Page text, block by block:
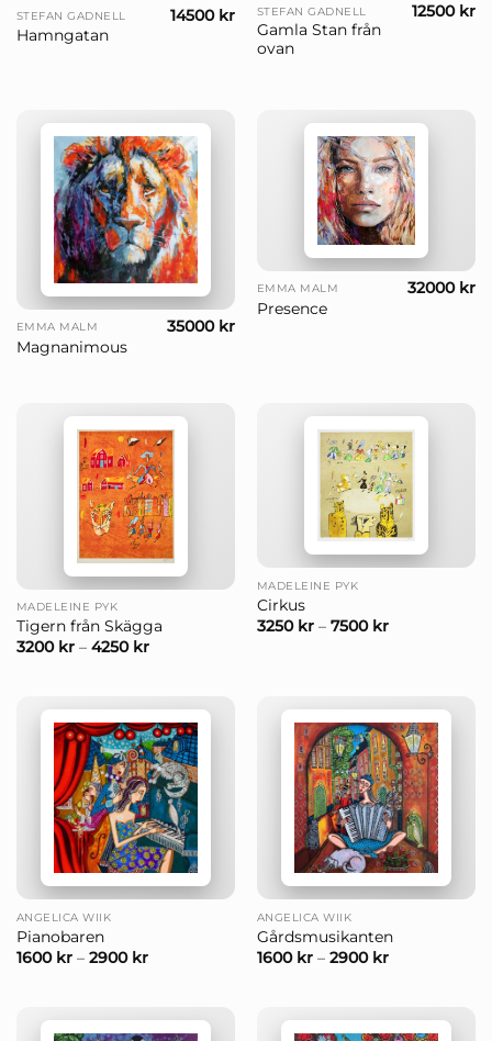
STEFAN GADNELL
Hamngatan
14500 kr STEFAN GADNELL
Gamla Stan från
ovan
12500 kr
EMMA MALM
Magnanimous
35000 kr
EMMA MALM
Presence
32000 kr
MADELEINE PYK
Tigern från Skägga
3200 kr– 4250 kr
MADELEINE PYK
Cirkus
3250 kr– 7500 kr
ANGELICA WIIK
Pianobaren
1600 kr– 2900 kr
ANGELICA WIIK
Gårdsmusikanten
1600 kr– 2900 kr